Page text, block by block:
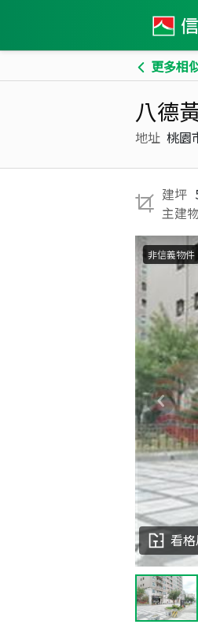
更多相
八德
地址 桃園
建坪
主建
看
非信義物件